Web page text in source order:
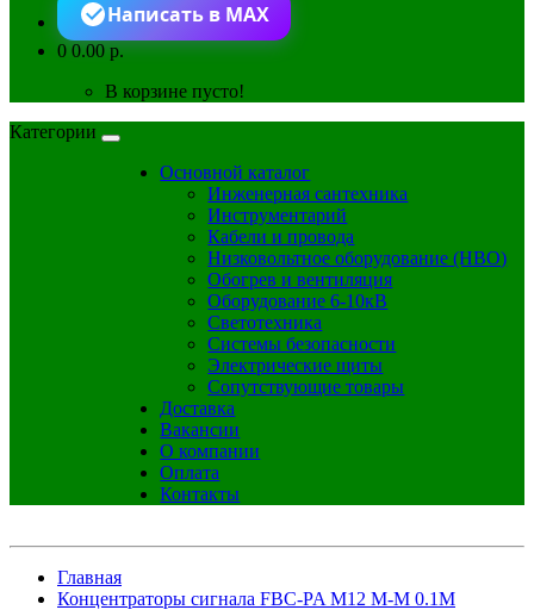
Написать в MAX
00.00 р.
В корзине пусто!
Категории
Основной каталог
Инженерная сантехника
Инструментарий
Кабели и провода
Низковольтное оборудование (НВО)
Обогрев и вентиляция
Оборудование 6-10кВ
Светотехника
Системы безопасности
Электрические щиты
Сопутствующие товары
Доставка
Вакансии
О компании
Оплата
Контакты
Главная
Концентраторы сигнала FBC-PA M12 M-M 0.1M